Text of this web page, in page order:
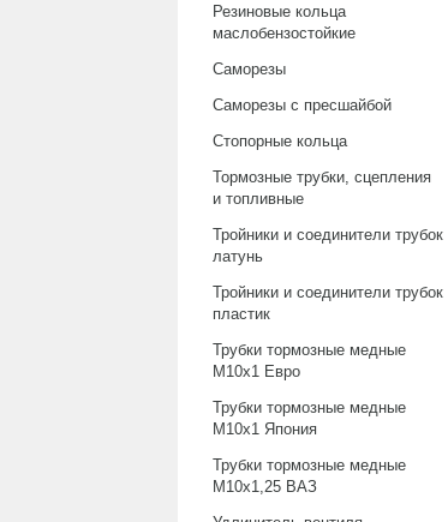
Резиновые кольца
маслобензостойкие
Саморезы
Саморезы с пресшайбой
Стопорные кольца
Тормозные трубки, сцепления
и топливные
Тройники и соединители трубок
латунь
Тройники и соединители трубок
пластик
Трубки тормозные медные
М10х1 Евро
Трубки тормозные медные
М10х1 Япония
Трубки тормозные медные
М10х1,25 ВАЗ